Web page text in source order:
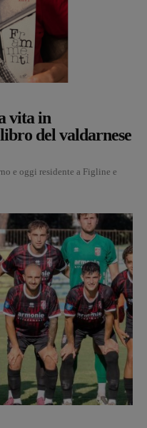
vita in
del valdarnese
e oggi residente a Figline e